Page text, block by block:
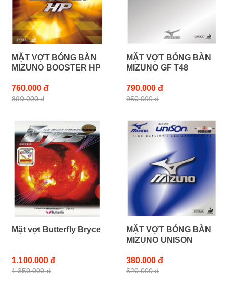
MẶT VỢT BÓNG BÀN
MIZUNO BOOSTER HP
760.000 đ
890.000 đ
MẶT VỢT BÓNG BÀN
MIZUNO GF T48
790.000 đ
950.000 đ
Mặt vợt Butterfly Bryce
1.100.000 đ
1.350.000 đ
MẶT VỢT BÓNG BÀN
MIZUNO UNISON
380.000 đ
520.000 đ